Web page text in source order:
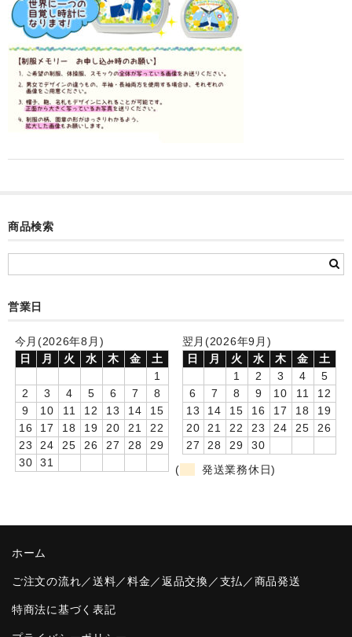
メロディ時計(集合)
音声時計(集合)
目覚まし時計(個別)
お絵かきギャラリープラス(絵＋個別)
自作オリジナル時計
卒園DVDアルバム
園や先生への贈り物
音声入りフォトフレームクロック(集合)
音声入りフォトフレームクロック(校歌)
スポーツウォッチ
温湿度計付目覚まし時計
制服メモリー
商品検索
営業日
今月(2026年8月)
日
月 火 水 木 金
土
1
2
3 4 5 6 7
8
9
10 11 12 13 14
15
16
17 18 19 20 21
22
23
24 25 26 27 28
29
30
31
翌月(2026年9月)
日
月 火 水 木 金
土
1
2 3 4
5
6
7 8 9 10 11
12
13
14 15 16 17 18
19
20
21 22 23 24 25
26
27
28 29
30
(
発送業務休日)
ホーム
ご注文の流れ／送料／料金／返品交換／支払／商品発送
特商法に基づく表記